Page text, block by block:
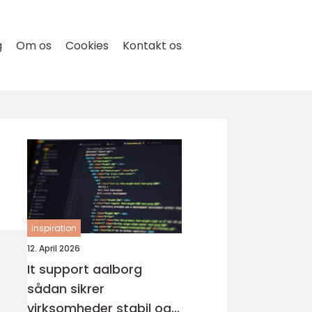
Om os Cookies Kontakt os
inspiration
12. April 2026
It support aalborg
sådan sikrer
virksomheder stabil og